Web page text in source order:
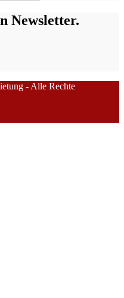
Newsletter.
- Alle Rechte